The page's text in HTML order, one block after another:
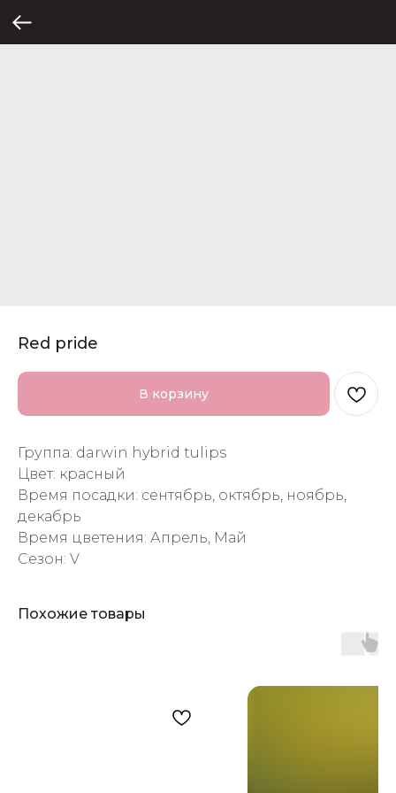
Red pride
В корзину
Группа: darwin hybrid tulips
Цвет: красный
Время посадки: сентябрь, октябрь, ноябрь,
декабрь
Время цветения: Апрель, Май
Сезон: V
Похожие товары